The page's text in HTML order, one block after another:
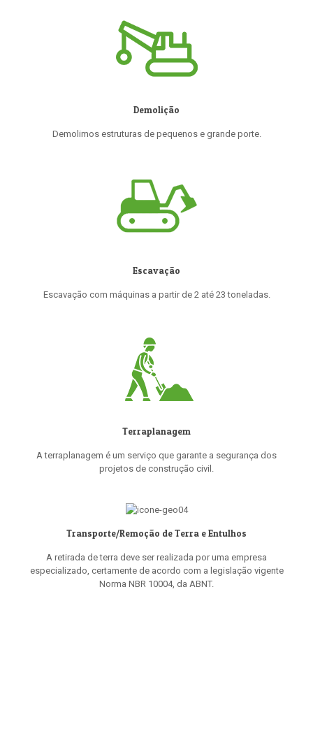
Demolição
Demolimos estruturas de pequenos e grande porte.
Escavação
Escavação com máquinas a partir de 2 até 23 toneladas.
Terraplanagem
A terraplanagem é um serviço que garante a segurança dos
projetos de construção civil.
Transporte/Remoção de Terra e Entulhos
A retirada de terra deve ser realizada por uma empresa
especializado, certamente de acordo com a legislação vigente
Norma NBR 10004, da ABNT.